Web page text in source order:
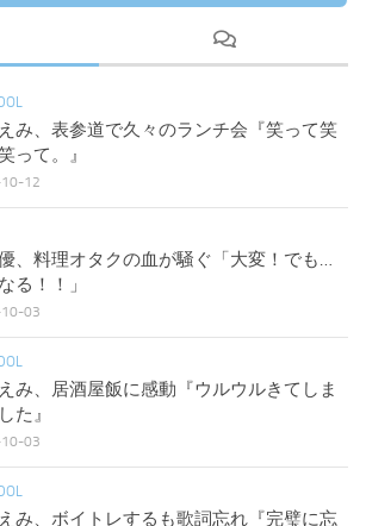
み、表参道で久々のランチ会『笑って笑
って。』
12
、料理オタクの血が騒ぐ「大変！でも…
る！！」
03
み、居酒屋飯に感動『ウルウルきてしま
た』
03
み、ボイトレするも歌詞忘れ『完璧に忘